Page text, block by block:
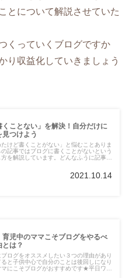
とについて解説させていた
くっていくブログですか
り収益化していきましょう
くことない」を解決！自分だけに
つけよう
たけど書くことがない」と悩むことありま
記事ではブログに書くことがないという
を解説しています。どんなふうに記事を
2021.10.14
育児中のママこそブログをやるべ
とは？
ログをオススメしたい３つの理由があり
と子供中心で自分のことは後回しになり
にこそブログがおすすめです★平日ワン